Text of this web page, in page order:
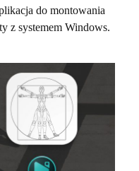
do montowania
z systemem Windows.